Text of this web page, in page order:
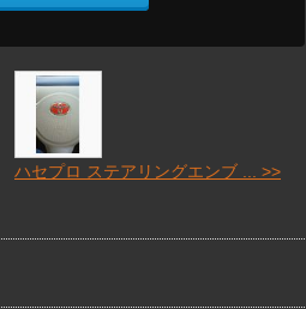
ハセプロ ステアリングエンブ ... >>